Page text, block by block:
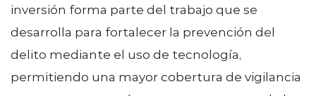
inversión forma parte del trabajo que se
desarrolla para fortalecer la prevención del
delito mediante el uso de tecnología,
permitiendo una mayor cobertura de vigilancia